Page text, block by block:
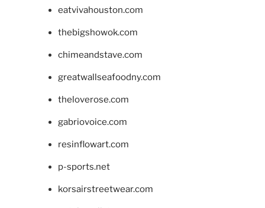
eatvivahouston.com
thebigshowok.com
chimeandstave.com
greatwallseafoodny.com
theloverose.com
gabriovoice.com
resinflowart.com
p-sports.net
korsairstreetwear.com